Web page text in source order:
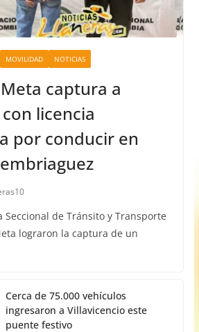
MOVILIDAD NOTICIAS
captura a
licencia
por conducir en
Seccional de Tránsito y Transporte
lograron la captura de un
Cerca de 75.000 vehículos
ingresaron a Villavicencio este
puente festivo